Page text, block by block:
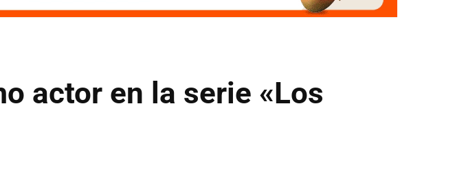
actor en la serie «Los